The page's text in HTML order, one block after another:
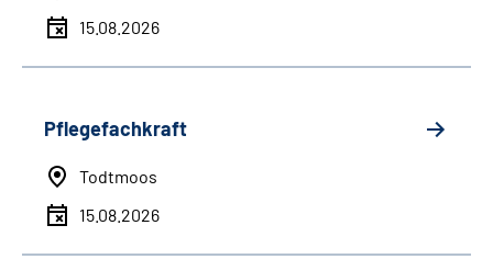
15.08.2026
Pflegefachkraft
Todtmoos
15.08.2026